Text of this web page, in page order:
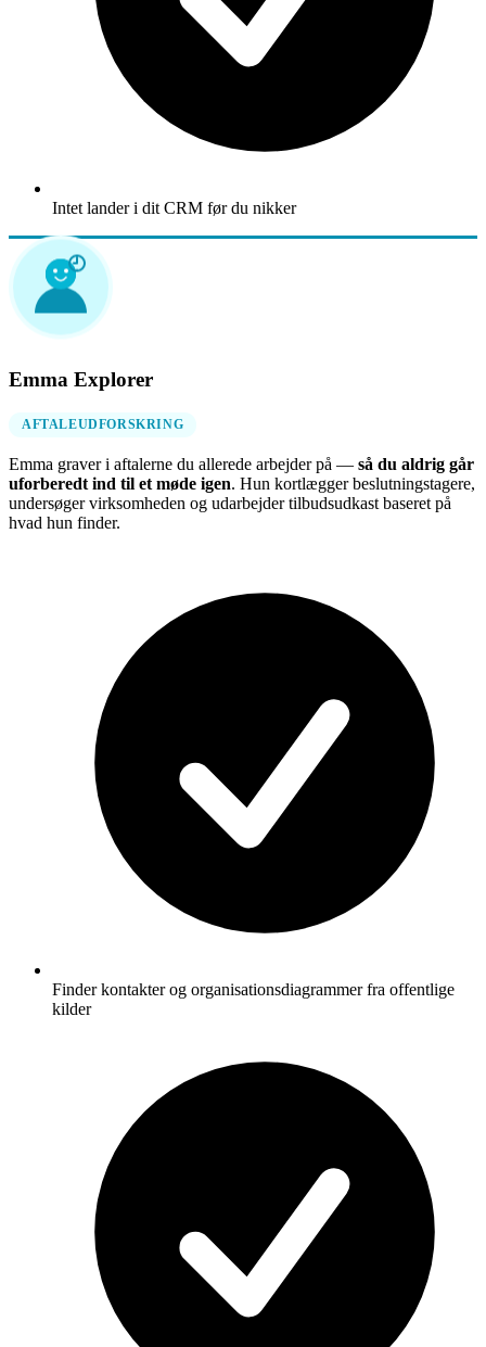
Intet lander i dit CRM før du nikker
Emma Explorer
AFTALEUDFORSKRING
Emma graver i aftalerne du allerede arbejder på — så du aldrig går
uforberedt ind til et møde igen. Hun kortlægger beslutningstagere,
undersøger virksomheden og udarbejder tilbudsudkast baseret på
hvad hun finder.
Finder kontakter og organisationsdiagrammer fra offentlige
kilder